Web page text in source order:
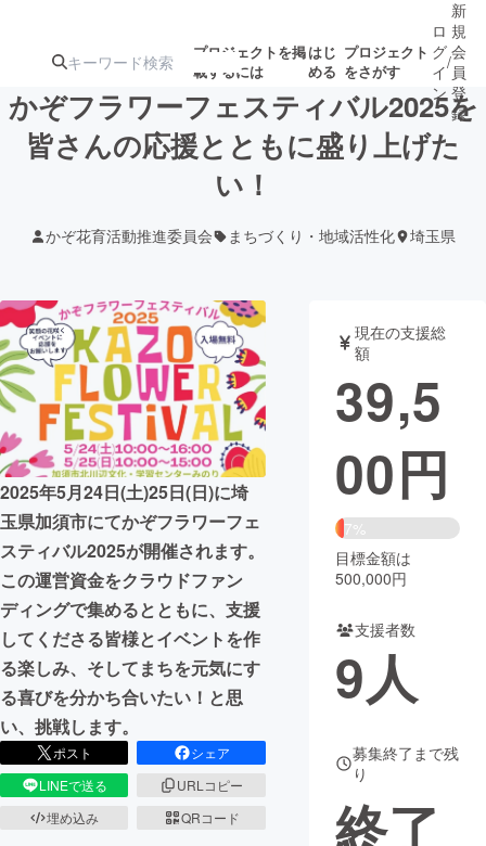
プロジェクトを掲
載するには
はじ
める
プロジェクト
をさがす
注目の新着プロ
テクノロジー・ガジェット
映像・映画 書籍・雑誌
ビジネス・起業 チャレンジ
まちづくり・地域活性化
CAMPFIRE for Social Good
CAMPFIRE Creation
CAMPFIREふるさと納税machi-ya コミュニティ
ロ
グ
イ
ン
/
新
規
会
員
登
録
かぞフラワーフェスティバル2025を
皆さんの応援とともに盛り上げた
い！
かぞ花育活動推進委員会 まちづくり・地域活性化 埼玉県
2025年5月24日(土)25日(日)に埼
玉県加須市にてかぞフラワーフェ
スティバル2025が開催されます。
この運営資金をクラウドファン
ディングで集めるとともに、支援
してくださる皆様とイベントを作
る楽しみ、そしてまちを元気にす
る喜びを分かち合いたい！と思
い、挑戦します。
ポスト
シェア
LINEで送る
URLコピー
埋め込み
QRコード
現在の支援総
額
39,5
00円
7%
目標金額は
500,000円
支援者数
9人
募集終了まで残
り
終了